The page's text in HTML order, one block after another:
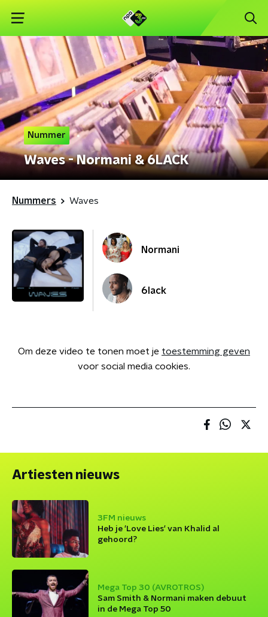
Nummer
Waves - Normani & 6LACK
Nummers Waves
Normani
6lack
Om deze video te tonen moet je toestemming geven
voor social media cookies.
Artiesten nieuws
3FM nieuws
Heb je 'Love Lies' van Khalid al
gehoord?
Mega Top 30 (AVROTROS)
Sam Smith & Normani maken debuut
in de Mega Top 50